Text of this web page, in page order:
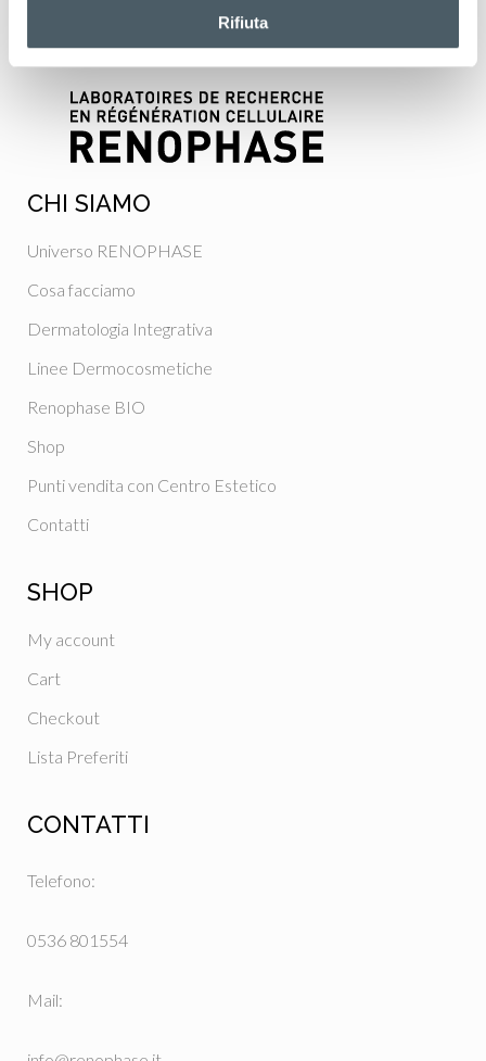
Rifiuta
CHI SIAMO
Universo RENOPHASE
Cosa facciamo
Dermatologia Integrativa
Linee Dermocosmetiche
Renophase BIO
Shop
Punti vendita con Centro Estetico
Contatti
SHOP
My account
Cart
Checkout
Lista Preferiti
CONTATTI
Telefono:
0536 801554
Mail: